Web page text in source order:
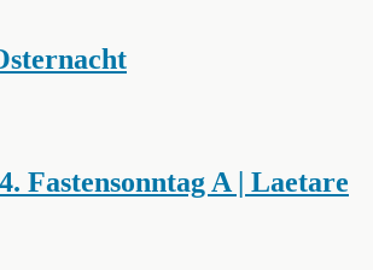
Fastensonntag A | Laetare